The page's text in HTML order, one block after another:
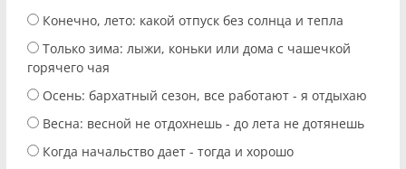
Конечно, лето: какой отпуск без солнца и тепла
Только зима: лыжи, коньки или дома с чашечкой
горячего чая
Осень: бархатный сезон, все работают - я отдыхаю
Весна: весной не отдохнешь - до лета не дотянешь
Когда начальство дает - тогда и хорошо